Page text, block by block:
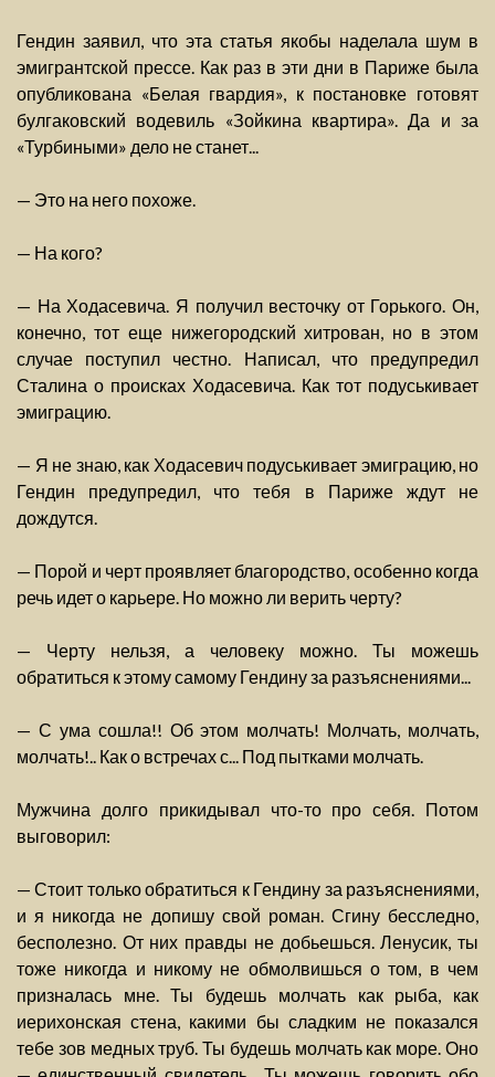
Гендин заявил, что эта статья якобы наделала шум в
эмигрантской прессе. Как раз в эти дни в Париже была
опубликована «Белая гвардия», к постановке готовят
булгаковский водевиль «Зойкина квартира». Да и за
«Турбиными» дело не станет...
— Это на него похоже.
— На кого?
— На Ходасевича. Я получил весточку от Горького. Он,
конечно, тот еще нижегородский хитрован, но в этом
случае поступил честно. Написал, что предупредил
Сталина о происках Ходасевича. Как тот подуськивает
эмиграцию.
— Я не знаю, как Ходасевич подуськивает эмиграцию, но
Гендин предупредил, что тебя в Париже ждут не
дождутся.
— Порой и черт проявляет благородство, особенно когда
речь идет о карьере. Но можно ли верить черту?
— Черту нельзя, а человеку можно. Ты можешь
обратиться к этому самому Гендину за разъяснениями...
— С ума сошла!! Об этом молчать! Молчать, молчать,
молчать!.. Как о встречах с... Под пытками молчать.
Мужчина долго прикидывал что-то про себя. Потом
выговорил:
— Стоит только обратиться к Гендину за разъяснениями,
и я никогда не допишу свой роман. Сгину бесследно,
бесполезно. От них правды не добьешься. Ленусик, ты
тоже никогда и никому не обмолвишься о том, в чем
призналась мне. Ты будешь молчать как рыба, как
иерихонская стена, какими бы сладким не показался
тебе зов медных труб. Ты будешь молчать как море. Оно